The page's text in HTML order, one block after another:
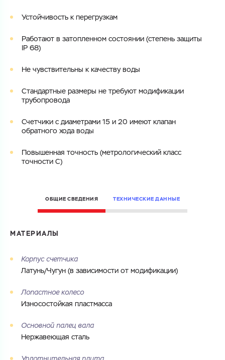
Cоглашаюсь на обработкуперсональных данных
Номер телефона
Город
ЗАГРУЗИТЬ
МБ)
Устойчивость к перегрузкам
Работают в затопленном состоянии (степень защиты
IP 68)
Не чувствительны к качеству воды
Cтандартные размеры не требуют модификации
трубопровода
Счетчики с диаметрами 15 и 20 имеют клапан
обратного хода воды
Повышенная точность (метрологический класс
точности C)
ОБЩИЕ СВЕДЕНИЯ ТЕХНИЧЕСКИЕ ДАННЫЕ
МАТЕРИАЛЫ
Корпус счетчика
Латунь/Чугун (в зависимости от модификации)
Лопастное колесо
Износостойкая пластмасса
Основной палец вала
Нержавеющая сталь